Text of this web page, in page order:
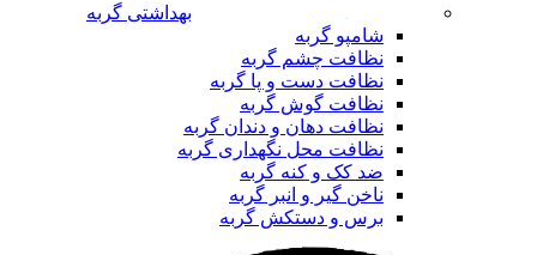
بهداشتی گربه
شامپو گربه
نظافت چشم گربه
نظافت دست و پا گربه
نظافت گوش گربه
نظافت دهان و دندان گربه
نظافت محل نگهداری گربه
ضد کک و کنه گربه
ناخن گیر و انبر گربه
برس و دستکش گربه